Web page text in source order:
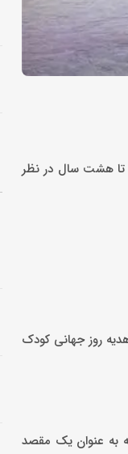
پیست یخ را برای گروه سنی یک تا هشت سال در نظر
روز جهانی کودک
است که به عنوان یک مقصد